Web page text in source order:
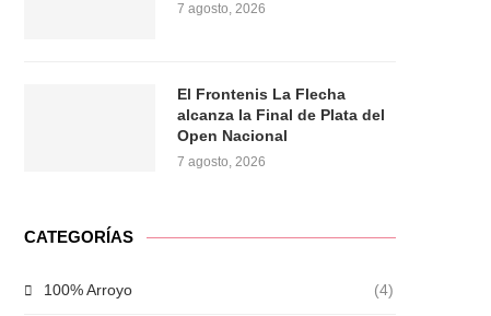
7 agosto, 2026
El Frontenis La Flecha
alcanza la Final de Plata del
Open Nacional
7 agosto, 2026
CATEGORÍAS
100% Arroyo (4)